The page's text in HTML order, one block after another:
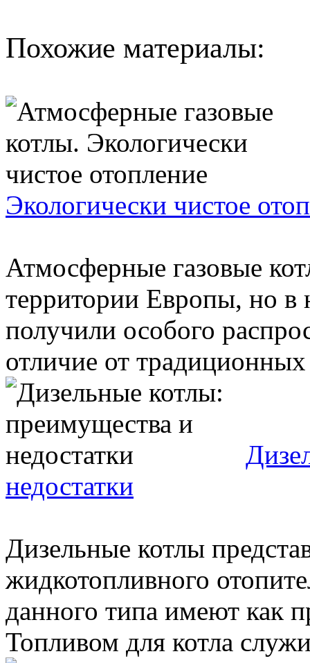
Похожие материалы:
Экологически чистое
Атмосферные газовые
территории Европы, но в
получили особого
отличие от
недостатки
Дизельные котлы
жидкотопливного
данного типа имеют как
Топливом для котла